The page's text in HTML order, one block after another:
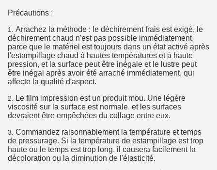
Précautions :
1. Arrachez la méthode : le déchirement frais est exigé, le
déchirement chaud n'est pas possible immédiatement,
parce que le matériel est toujours dans un état activé après
l'estampillage chaud à hautes températures et à haute
pression, et la surface peut être inégale et le lustre peut
être inégal après avoir été arraché immédiatement, qui
affecte la qualité d'aspect.
2.
Le film impression est un produit mou. Une légère
viscosité sur la surface est normale, et les surfaces
devraient être empêchées du collage entre eux.
3. Commandez raisonnablement la température et temps
de pressurage. Si la température de estampillage est trop
haute ou le temps est trop long, il causera facilement la
décoloration ou la diminution de l'élasticité.